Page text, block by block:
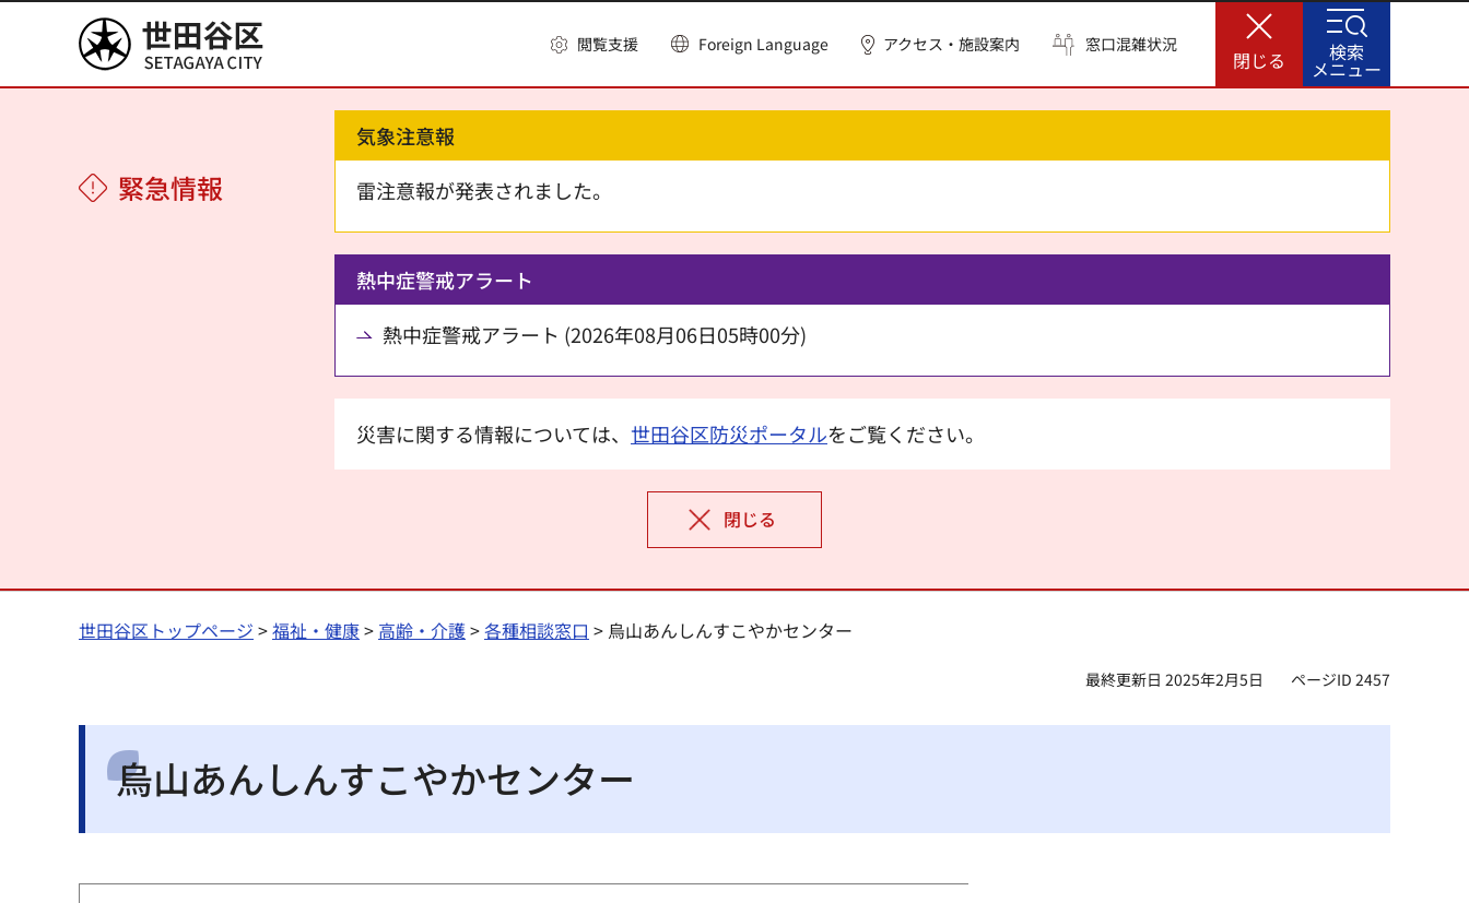
世田谷区 閲覧支援 Foreign Language アクセス・施設案内 窓口混雑状況
閉じる
緊急情報
気象注意報
雷注意報が発表されました。
熱中症警戒アラート
熱中症警戒アラート (2026年08月06日05時00分)
災害に関する情報については、 世田谷区防災ポータルをご覧ください。
閉じる
検索
メニュー
世田谷区トップページ >福祉・健康> 高齢・介護>各種相談窓口 > 烏山あんしんすこやかセンター
最終更新日 2025年2月5日 ページID 2457
烏山あんしんすこやかセンター